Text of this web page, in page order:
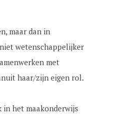
maar dan in
wetenschappelijker
met
haar/zijn eigen rol.
het maakonderwijs